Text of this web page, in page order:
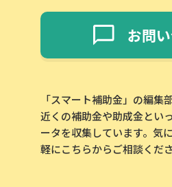
お問
「スマート補助金」の編
近くの補助金や助成金とい
ータを収集しています。気
軽にこちらからご相談くださ